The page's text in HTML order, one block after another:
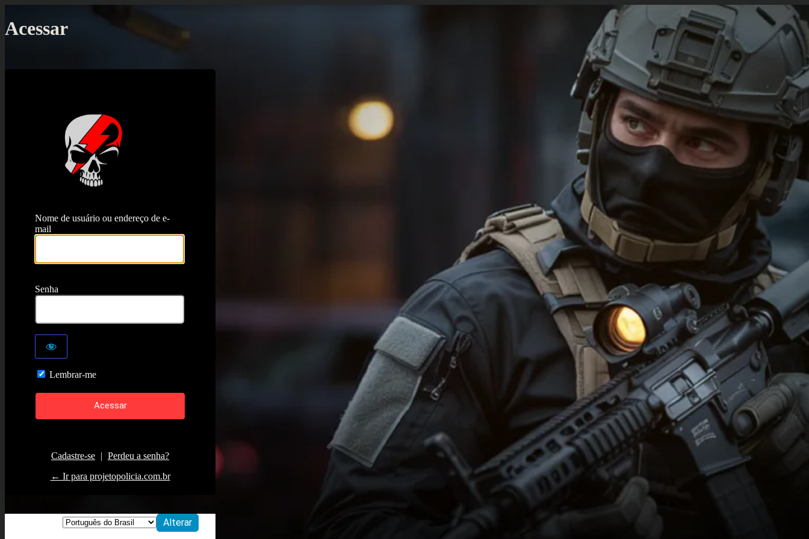
Acessar
https://projetopolicia.com.br
Nome de usuário ou endereço de e-
mail
Senha
Lembrar-me
Cadastre-se | Perdeu a senha?
← Ir para projetopolicia.com.br